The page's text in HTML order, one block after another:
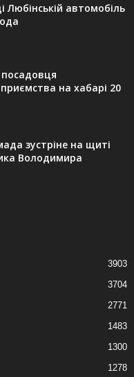
Любінській автомобіль
на хабарі 20
зустріне на щиті
Володимира
3903
3704
2771
1483
1300
1278